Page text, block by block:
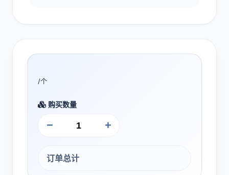
/个
购买数量
− +
订单总计